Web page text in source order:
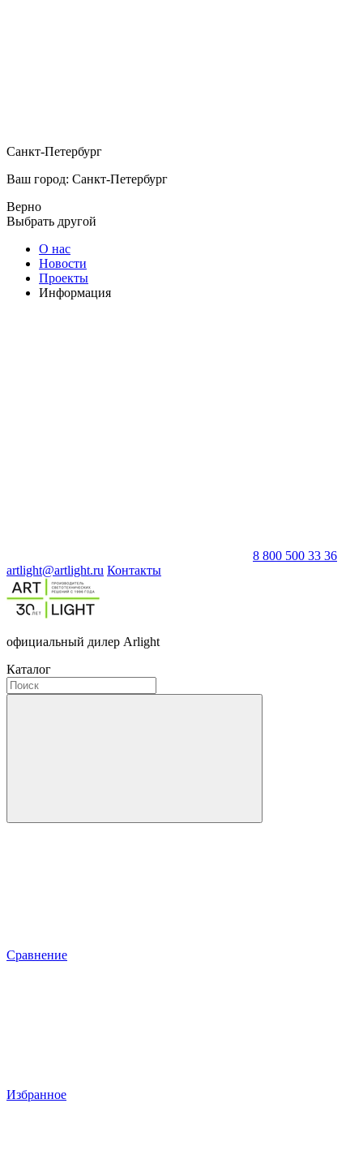
Санкт-Петербург
Ваш город: Санкт-Петербург
Верно
Выбрать другой
О нас
Новости
Проекты
Информация
8 800 500 33 36
artlight@artlight.ru Контакты
официальный дилер Arlight
Каталог
Сравнение
Избранное